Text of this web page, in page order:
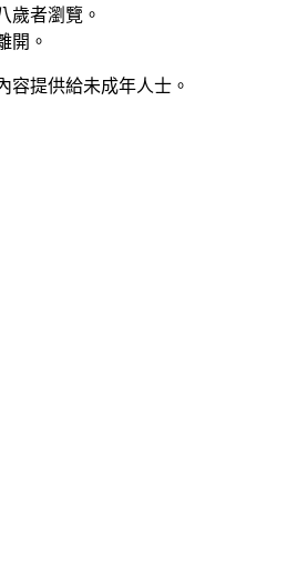
歲者瀏覽。
開。
容提供給未成年人士。